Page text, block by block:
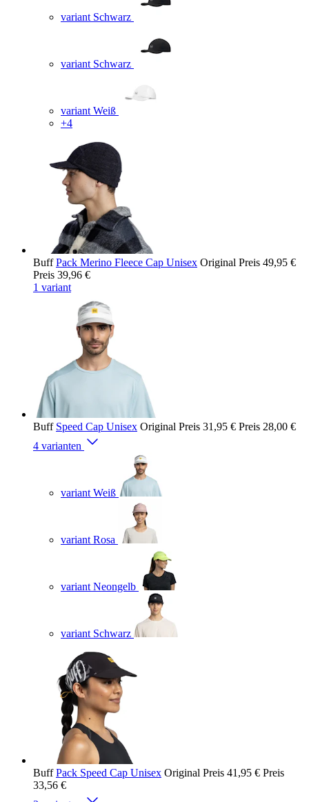
variant Schwarz
variant Schwarz
variant Weiß
+4
Buff Pack Merino Fleece Cap Unisex Original Preis 49,95 €
Preis 39,96 €
1 variant
Buff Speed Cap Unisex Original Preis 31,95 € Preis 28,00 €
4 varianten
variant Weiß
variant Rosa
variant Neongelb
variant Schwarz
Buff Pack Speed Cap Unisex Original Preis 41,95 € Preis
33,56 €